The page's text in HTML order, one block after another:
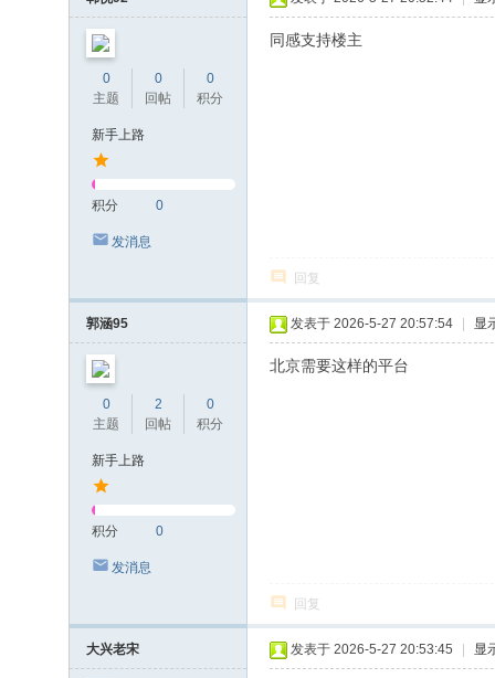
0
主题
0
回帖
0
积分
新手上路
积分 0
发消息
同感支持楼主
回复
郭涵95
0
主题
2
回帖
0
积分
新手上路
积分 0
发消息
发表于 2026-5-27 20:57:54 显
北京需要这样的平台
回复
大兴老宋 发表于 2026-5-27 20:53:45 显